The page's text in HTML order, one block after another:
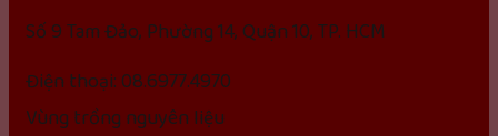
Số 9 Tam Đảo, Phường 14, Quận 10, TP. HCM
Điện thoại: 08.6977.4970
Vùng trồng nguyên liệu